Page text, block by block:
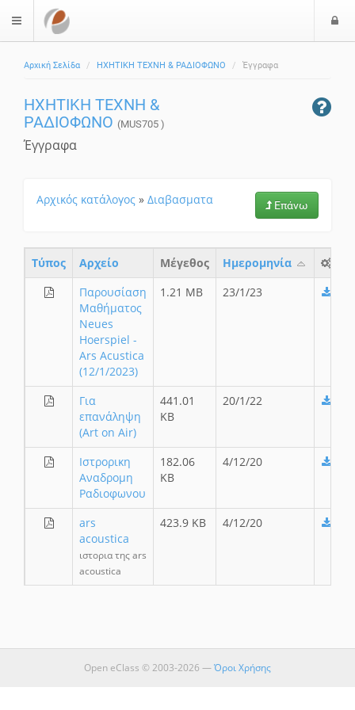
$langMenu
Αρχική Σελίδα ΗΧΗΤΙΚΗ ΤΕΧΝΗ & ΡΑΔΙΟΦΩΝΟ Έγγραφα
ΗΧΗΤΙΚΗ ΤΕΧΝΗ &
ΡΑΔΙΟΦΩΝΟ (MUS705 )
Έγγραφα
Επάνω
Αρχικός κατάλογος » Διαβασματα
Τύπος Aρχείο Μέγεθος
Ημερομηνία
Παρουσίαση
Μαθήματος
Neues
Hoerspiel -
Ars Acustica
(12/1/2023)
1.21 MB 23/1/23
Για
επανάληψη
(Art on Air)
441.01
KB
20/1/22
Ιστρορικη
Αναδρομη
Ραδιοφωνου
182.06
KB
4/12/20
ars
acoustica
ιστορια της ars
acoustica
423.9 KB 4/12/20
Open eClass © 2003-2026 —Όροι Χρήσης